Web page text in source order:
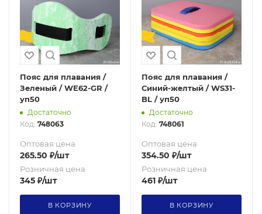
Пояс для плавания /
Зеленый / WE62-GR /
уп50
Достаточно
Код: 748063
Оптовая цена
265.50 ₽/шт
Розничная цена
345 ₽/шт
В КОРЗИНУ
Пояс для плавания /
Синий-желтый / WS31-
BL / уп50
Достаточно
Код: 748061
Оптовая цена
354.50 ₽/шт
Розничная цена
461 ₽/шт
В КОРЗИНУ